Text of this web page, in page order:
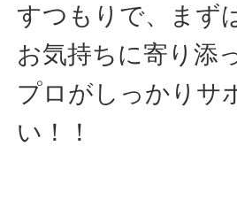
すつもりで、まず
お気持ちに寄り添
プロがしっかりサ
い！！